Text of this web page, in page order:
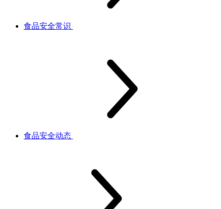
食品安全常识
食品安全动态